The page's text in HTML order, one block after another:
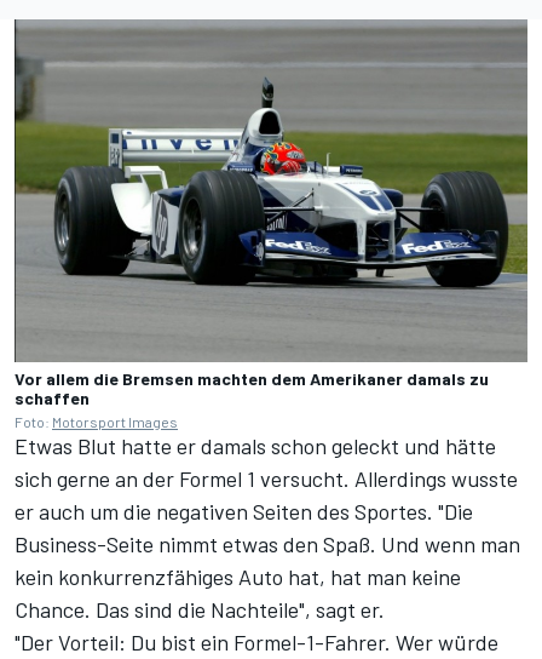
Vor allem die Bremsen machten dem Amerikaner damals zu
schaffen
Foto: Motorsport Images
Etwas Blut hatte er damals schon geleckt und hätte
sich gerne an der Formel 1 versucht. Allerdings wusste
er auch um die negativen Seiten des Sportes. "Die
Business-Seite nimmt etwas den Spaß. Und wenn man
kein konkurrenzfähiges Auto hat, hat man keine
Chance. Das sind die Nachteile", sagt er.
"Der Vorteil: Du bist ein Formel-1-Fahrer. Wer würde